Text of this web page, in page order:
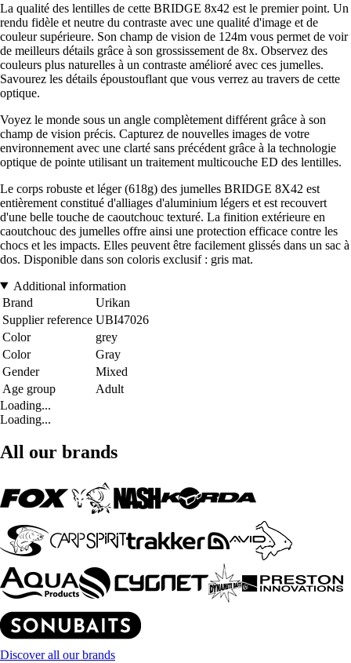
La qualité des lentilles de cette BRIDGE 8x42 est le premier point. Un
rendu fidèle et neutre du contraste avec une qualité d'image et de
couleur supérieure. Son champ de vision de 124m vous permet de voir
de meilleurs détails grâce à son grossissement de 8x. Observez des
couleurs plus naturelles à un contraste amélioré avec ces jumelles.
Savourez les détails époustouflant que vous verrez au travers de cette
optique.
Voyez le monde sous un angle complètement différent grâce à son
champ de vision précis. Capturez de nouvelles images de votre
environnement avec une clarté sans précédent grâce à la technologie
optique de pointe utilisant un traitement multicouche ED des lentilles.
Le corps robuste et léger (618g) des jumelles BRIDGE 8X42 est
entièrement constitué d'alliages d'aluminium légers et est recouvert
d'une belle touche de caoutchouc texturé. La finition extérieure en
caoutchouc des jumelles offre ainsi une protection efficace contre les
chocs et les impacts. Elles peuvent être facilement glissés dans un sac à
dos. Disponible dans son coloris exclusif : gris mat.
Additional information
Brand
Urikan
Supplier reference UBI47026
Color
grey
Color
Gray
Gender
Mixed
Age group
Adult
Loading...
Loading...
All our brands
Discover all our brands